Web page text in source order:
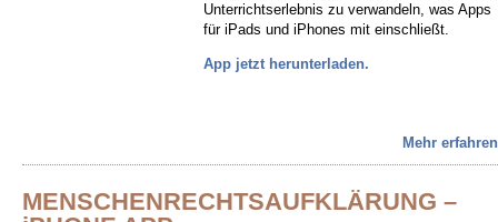
Unterrichtserlebnis zu verwandeln, was Apps
für iPads und iPhones mit einschließt.
App jetzt herunterladen.
Mehr
MENSCHENRECHTSAUFKLÄRUNG –